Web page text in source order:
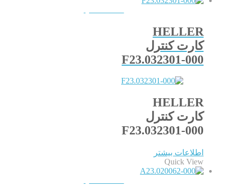
HELLER
کارت کنترل
F23.032301-000
HELLER
کارت کنترل
F23.032301-000
اطلاعات بیشتر
Quick View